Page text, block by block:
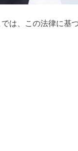
は、この法律に基